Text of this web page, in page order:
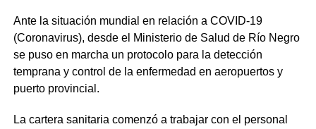
Ante la situación mundial en relación a COVID-19
(Coronavirus), desde el Ministerio de Salud de Río Negro
se puso en marcha un protocolo para la detección
temprana y control de la enfermedad en aeropuertos y
puerto provincial.
La cartera sanitaria comenzó a trabajar con el personal